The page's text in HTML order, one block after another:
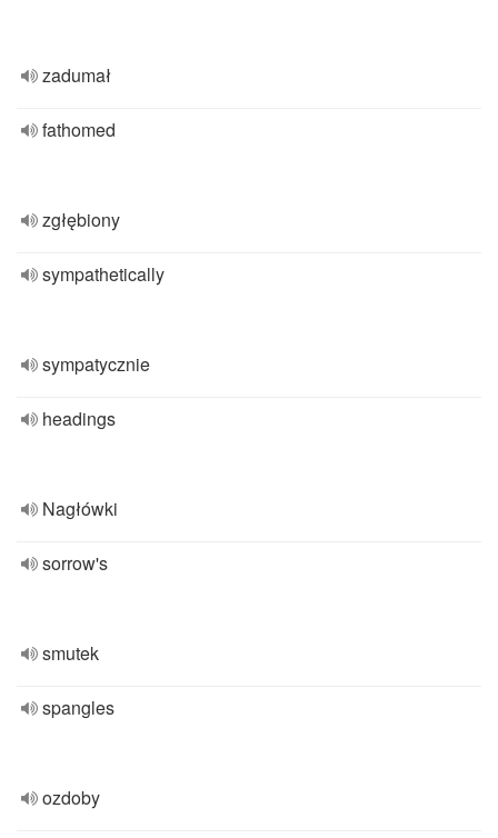
zadumał
fathomed
zgłębiony
sympathetically
sympatycznie
headings
Nagłówki
sorrow's
smutek
spangles
ozdoby